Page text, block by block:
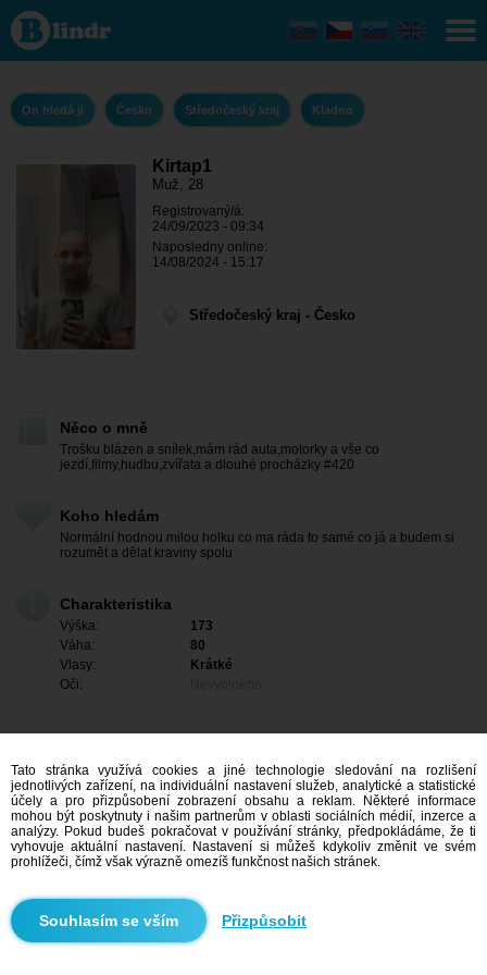
Kirtap1 - On
hledá ji
Středočeský
kraj -
On hledá ji Česko Středočeský kraj Kladno
Kirtap1
Muž, 28
Registrovaný/á:
24/09/2023 - 09:34
Naposledny online:
14/08/2024 - 15:17
Středočeský kraj - Česko
Něco o mně
Trošku blázen a snílek,mám rád auta,motorky a vše co
jezdí,filmy,hudbu,zvířata a dlouhé procházky #420
Koho hledám
Normální hodnou milou holku co ma ráda to samé co já a budem si
rozumět a dělat kraviny spolu
Charakteristika
Výška:
173
Váha:
80
Vlasy:
Krátké
Oči:
Tato stránka využívá cookies a jiné technologie sledování na rozlišení
jednotlivých zařízení, na individuální nastavení služeb, analytické a statistické
účely a pro přizpůsobení zobrazení obsahu a reklam. Některé informace
mohou být poskytnuty i našim partnerům v oblasti sociálních médií, inzerce a
analýzy. Pokud budeš pokračovat v používání stránky, předpokládáme, že ti
vyhovuje aktuální nastavení. Nastavení si můžeš kdykoliv změnit ve svém
prohlížeči, čímž však výrazně omezíš funkčnost našich stránek.
Přizpůsobit